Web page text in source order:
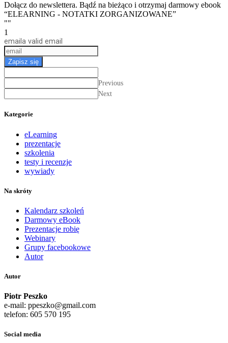
Dołącz do newslettera. Bądź na bieżąco i otrzymaj darmowy ebook
“ELEARNING - NOTATKI ZORGANIZOWANE”
""
1
email a valid email
Zapisz się
Previous
Next
Kategorie
eLearning
prezentacje
szkolenia
testy i recenzje
wywiady
Na skróty
Kalendarz szkoleń
Darmowy eBook
Prezentacje robię
Webinary
Grupy facebookowe
Autor
Autor
Piotr Peszko
e-mail: ppeszko@gmail.com
telefon: 605 570 195
Social media